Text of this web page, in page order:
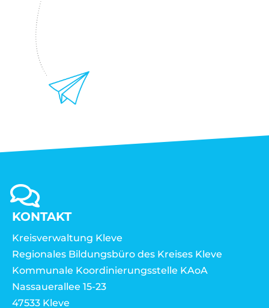
KONTAKT
Kreisverwaltung Kleve
Regionales Bildungsbüro des Kreises Kleve
Kommunale Koordinierungsstelle KAoA
Nassauerallee 15-23
47533 Kleve